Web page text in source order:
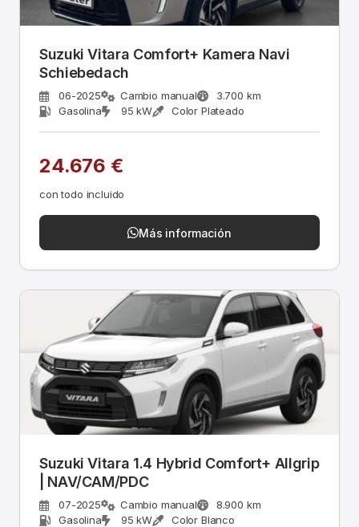
Suzuki Vitara Comfort+ Kamera Navi
Schiebedach
06-2025 Cambio manual
3.700 km
Gasolina
95 kW Color Plateado
24.676 €
con todo incluido
Más información
Suzuki Vitara 1.4 Hybrid Comfort+ Allgrip
| NAV/CAM/PDC
07-2025 Cambio manual
8.900 km
Gasolina
95 kW Color Blanco